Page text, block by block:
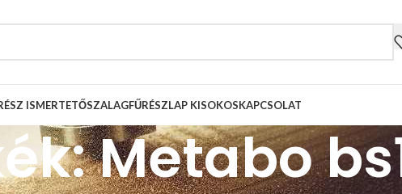
ISMERTETŐSZALAGFŰRÉSZLAP KISOKOSKAPCSOLAT
Metabo